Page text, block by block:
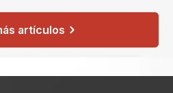
artículos